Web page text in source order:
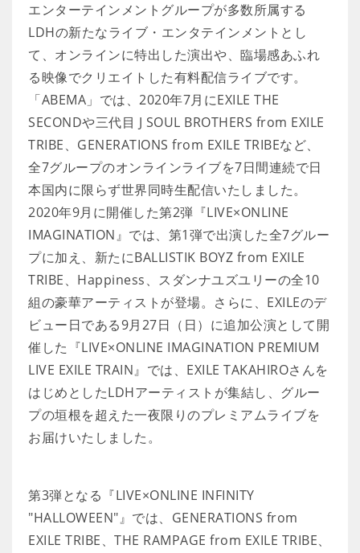
エンターテインメントグループが多数所属する
LDHの新たなライブ・エンタテインメントとし
て、オンラインに特出した演出や、臨場感あふれ
る映像でクリエイトした有料配信ライブです。
「ABEMA」では、2020年7月にEXILE THE
SECONDや三代目 J SOUL BROTHERS from EXILE
TRIBE、GENERATIONS from EXILE TRIBEなど、
全7グループのオンラインライブを7日間連続で日
本国内に限らず世界同時生配信いたしました。
2020年9月に開催した第2弾『LIVE×ONLINE
IMAGINATION』では、第1弾で出演した全7グルー
プに加え、新たにBALLISTIK BOYZ from EXILE
TRIBE、Happiness、スダンナユズユリーの全10
組の豪華アーティストが登場。さらに、EXILEのデ
ビュー日である9月27日（日）に追加公演として開
催した『LIVE×ONLINE IMAGINATION PREMIUM
LIVE EXILE TRAIN』では、EXILE TAKAHIROさんを
はじめとしたLDHアーティストが集結し、グルー
プの垣根を超えた一夜限りのプレミアムライブを
お届けいたしました。
第3弾となる『LIVE×ONLINE INFINITY
"HALLOWEEN"』では、GENERATIONS from
EXILE TRIBE、THE RAMPAGE from EXILE TRIBE、